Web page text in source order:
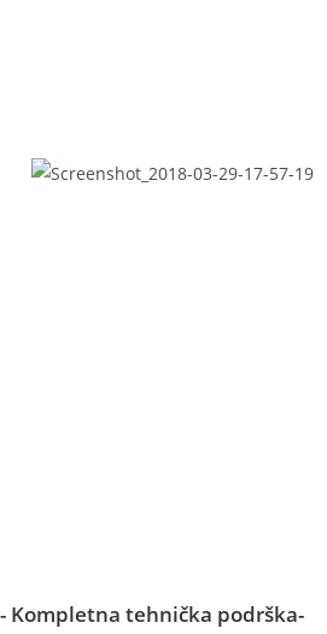
- Kompletna tehnička podrška-